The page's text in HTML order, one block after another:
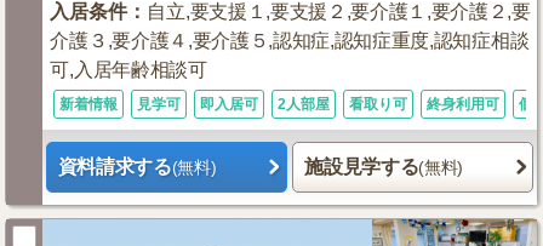
入居条件： 自立,要支援１,要支援２,要介護１,要介護２,要
介護３,要介護４,要介護５,認知症,認知症重度,認知症相談
可,入居年齢相談可
新着情報 見学可 即入居可 2人部屋 看取り可 終身利用可 個
資料請求する(無料) 施設見学する(無料)